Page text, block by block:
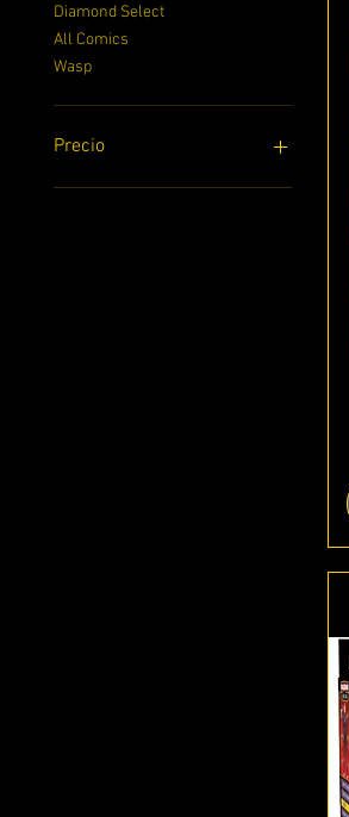
Diamond Select
All Comics
Wasp
Precio